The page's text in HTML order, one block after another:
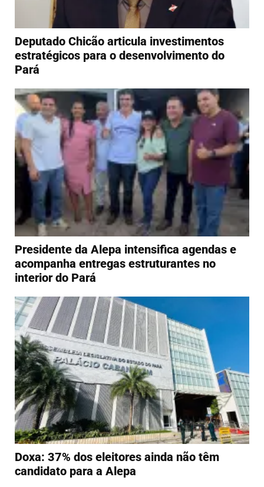
Deputado Chicão articula investimentos
estratégicos para o desenvolvimento do
Pará
Presidente da Alepa intensifica agendas e
acompanha entregas estruturantes no
interior do Pará
Doxa: 37% dos eleitores ainda não têm
candidato para a Alepa